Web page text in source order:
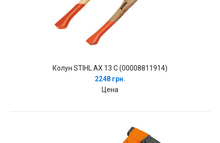
Колун STIHL AX 13 C (00008811914)
2248 грн.
Цена